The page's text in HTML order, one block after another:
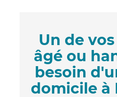
Un de
âgé ou
besoin
domicile à